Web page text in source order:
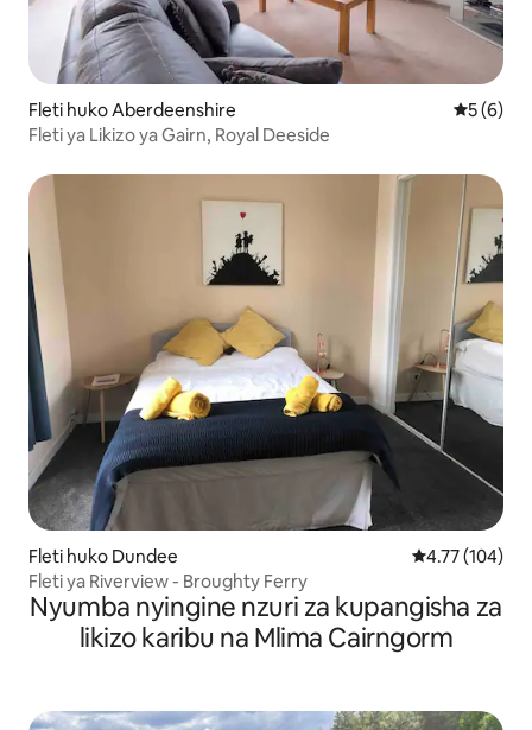
Fleti huko Aberdeenshire
5 (6)
Fleti ya Likizo ya Gairn, Royal Deeside
Fleti huko Dundee Ukadiriaji wa
4.77 (104)
Fleti ya Riverview - Broughty Ferry
Nyumba nyingine nzuri za kupangisha za
likizo karibu na Mlima Cairngorm